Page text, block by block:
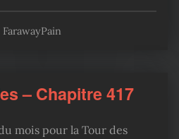
FarawayPain
– Chapitre 417
mois pour la Tour des